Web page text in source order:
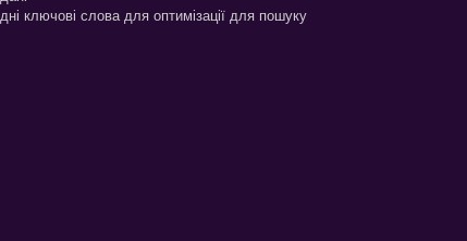
ключові слова для оптимізації для пошуку